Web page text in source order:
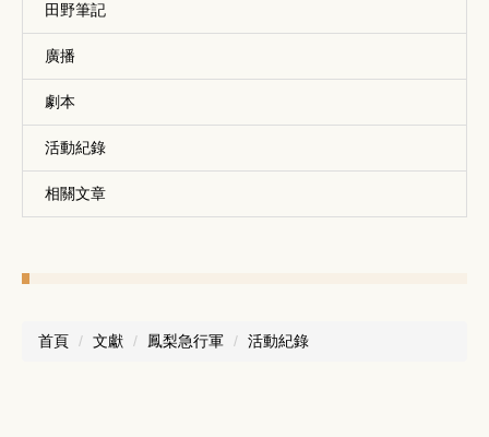
田野筆記
廣播
劇本
活動紀錄
相關文章
首頁 文獻 鳳梨急行軍 活動紀錄